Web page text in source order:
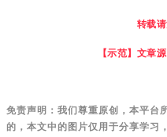
转载
【示范】文章
免责声明： 我们尊重原创，本平台
的，本文中的图片仅用于分享学习